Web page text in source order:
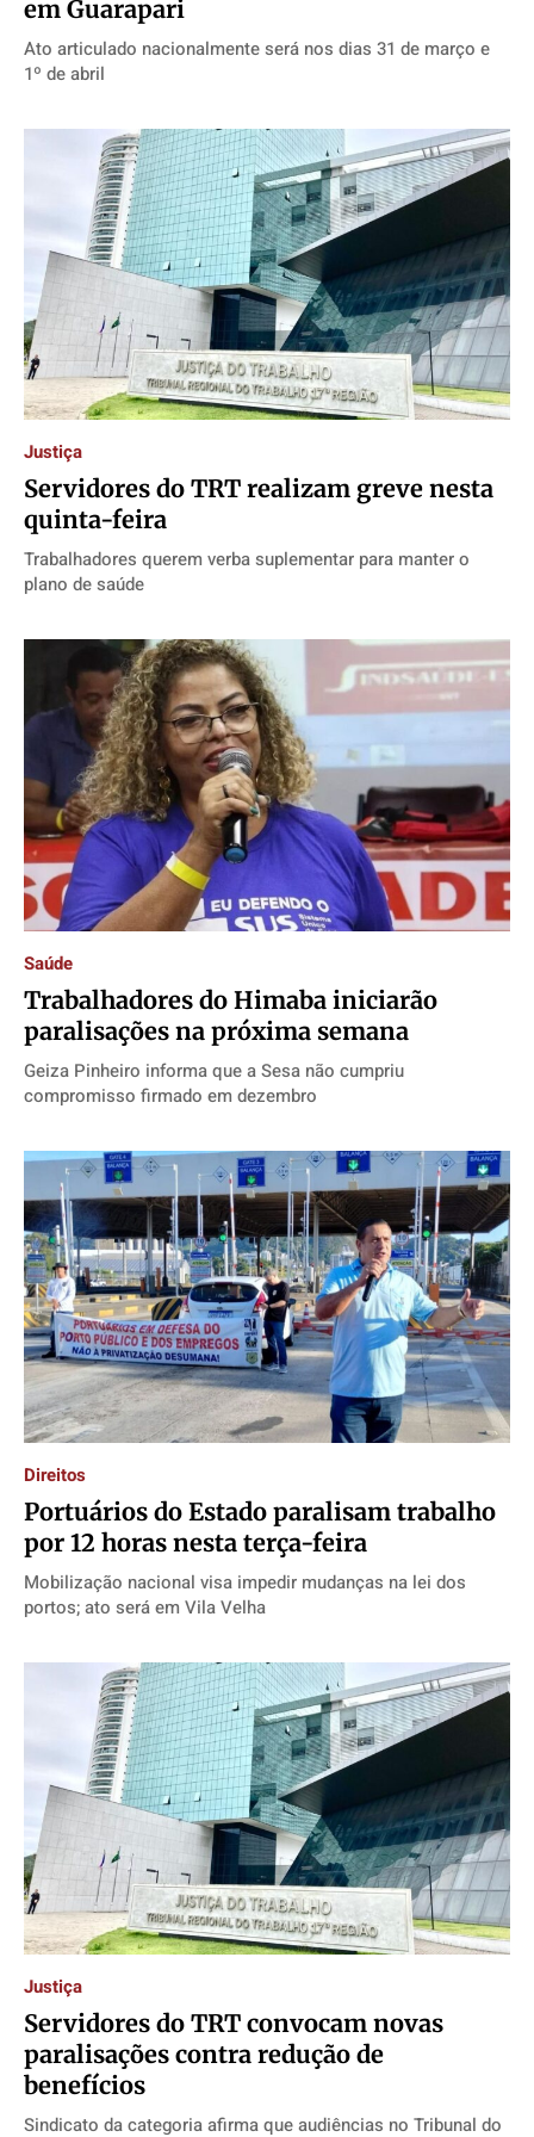
em Guarapari
Ato articulado nacionalmente será nos dias 31 de março e
1º de abril
Justiça
Servidores do TRT realizam greve nesta
quinta-feira
Trabalhadores querem verba suplementar para manter o
plano de saúde
Saúde
Trabalhadores do Himaba iniciarão
paralisações na próxima semana
Geiza Pinheiro informa que a Sesa não cumpriu
compromisso firmado em dezembro
Direitos
Portuários do Estado paralisam trabalho
por 12 horas nesta terça-feira
Mobilização nacional visa impedir mudanças na lei dos
portos; ato será em Vila Velha
Justiça
​Servidores do TRT convocam novas
paralisações contra redução de
benefícios
Sindicato da categoria afirma que audiências no Tribunal do